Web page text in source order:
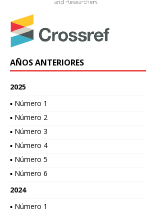
AÑOS ANTERIORES
2025
▪ Número 1
▪ Número 2
▪ Número 3
▪ Número 4
▪ Número 5
▪ Número 6
2024
▪ Número 1